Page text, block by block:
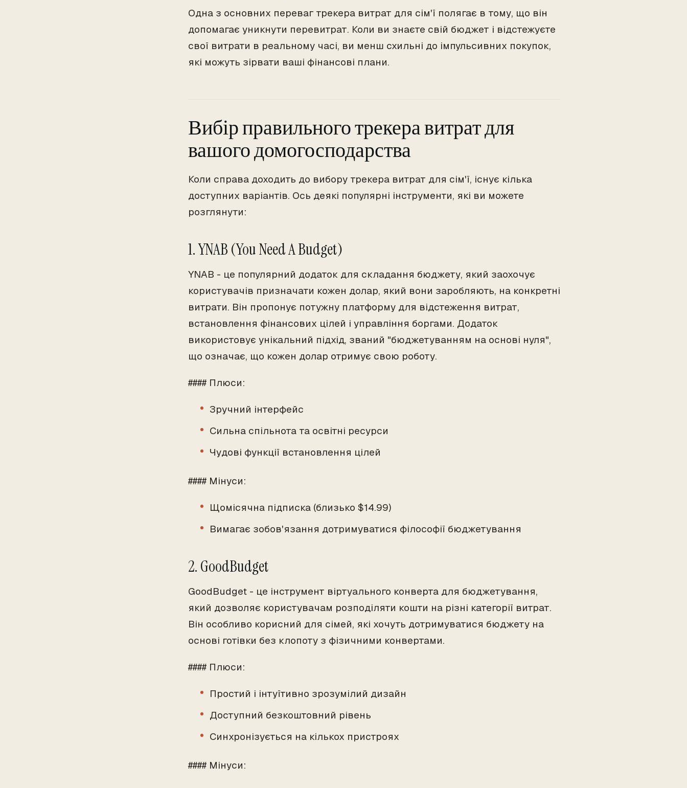
Одна з основних переваг трекера витрат для сім'ї полягає в тому, що він
допомагає уникнути перевитрат. Коли ви знаєте свій бюджет і відстежуєте
свої витрати в реальному часі, ви менш схильні до імпульсивних покупок,
які можуть зірвати ваші фінансові плани.
Вибір правильного трекера витрат для
вашого домогосподарства
Коли справа доходить до вибору трекера витрат для сім'ї, існує кілька
доступних варіантів. Ось деякі популярні інструменти, які ви можете
розглянути:
1. YNAB (You Need A Budget)
YNAB - це популярний додаток для складання бюджету, який заохочує
користувачів призначати кожен долар, який вони заробляють, на конкретні
витрати. Він пропонує потужну платформу для відстеження витрат,
встановлення фінансових цілей і управління боргами. Додаток
використовує унікальний підхід, званий "бюджетуванням на основі нуля",
що означає, що кожен долар отримує свою роботу.
#### Плюси:
Зручний інтерфейс
Сильна спільнота та освітні ресурси
Чудові функції встановлення цілей
#### Мінуси:
Щомісячна підписка (близько $14.99)
Вимагає зобов'язання дотримуватися філософії бюджетування
2. GoodBudget
GoodBudget - це інструмент віртуального конверта для бюджетування,
який дозволяє користувачам розподіляти кошти на різні категорії витрат.
Він особливо корисний для сімей, які хочуть дотримуватися бюджету на
основі готівки без клопоту з фізичними конвертами.
#### Плюси:
Простий і інтуїтивно зрозумілий дизайн
Доступний безкоштовний рівень
Синхронізується на кількох пристроях
#### Мінуси: